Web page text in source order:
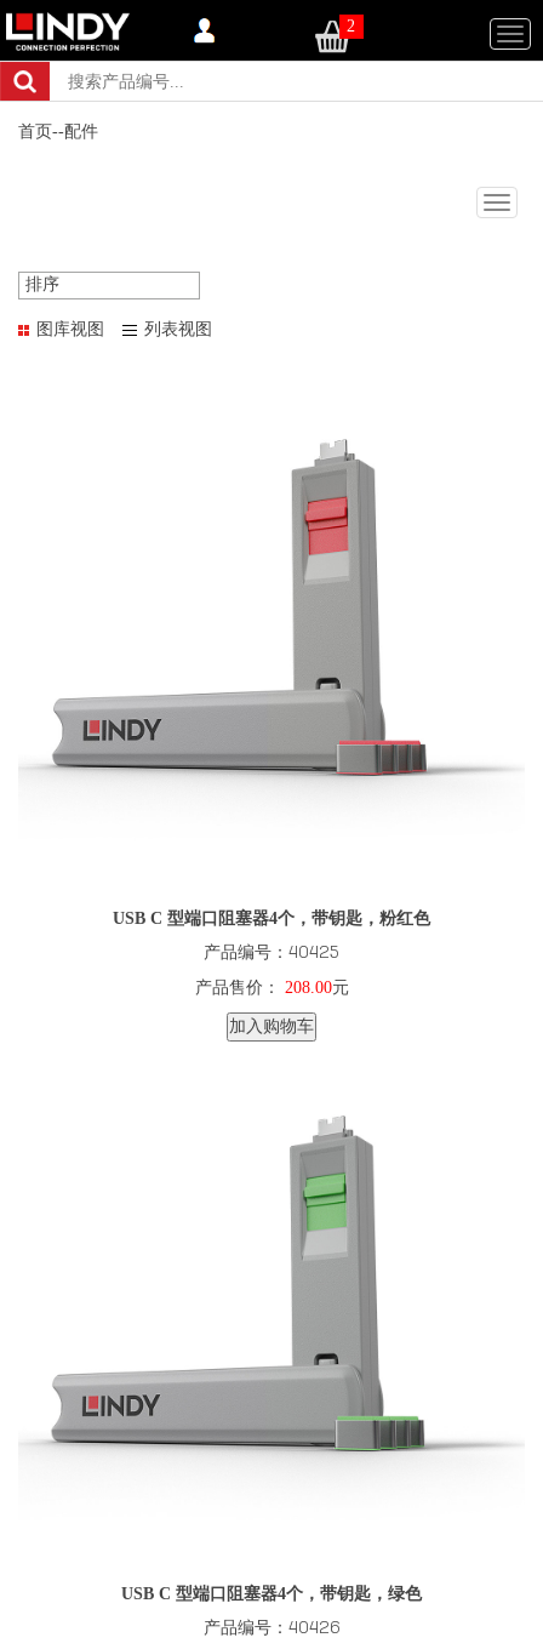
2
首页--配件
排序
图库视图 列表视图
USB C 型端口阻塞器4个，带钥匙，粉红色
产品编号：40425
产品售价： 208.00元
加入购物车
USB C 型端口阻塞器4个，带钥匙，绿色
产品编号：40426